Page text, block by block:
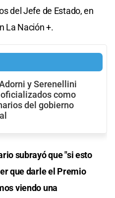
del Jefe de Estado, en
La Nación +.
y Serenellini
como
del gobierno
subrayó que "si esto
que darle el Premio
viendo una